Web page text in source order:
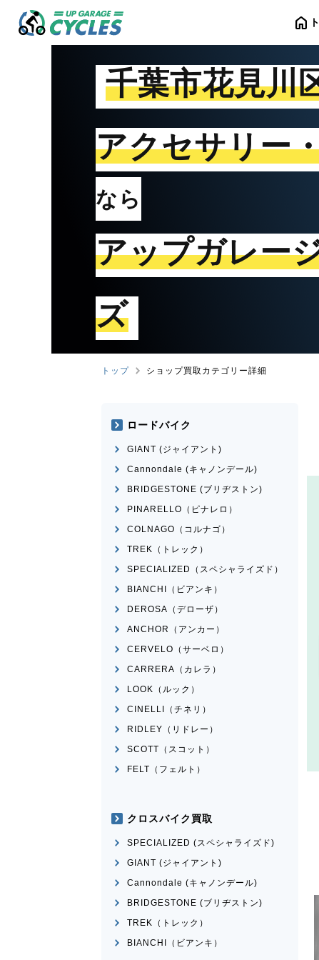
home
千葉市花見川
アクセサリー
なら
アップガレー
ズ
トップ ショップ買取カテゴリー詳細
ロードバイク
GIANT (ジャイアント)
Cannondale (キャノンデール)
BRIDGESTONE (ブリヂストン)
PINARELLO（ピナレロ）
COLNAGO（コルナゴ）
TREK（トレック）
SPECIALIZED（スペシャライズド）
BIANCHI（ビアンキ）
DEROSA（デローザ）
ANCHOR（アンカー）
CERVELO（サーベロ）
CARRERA（カレラ）
LOOK（ルック）
CINELLI（チネリ）
RIDLEY（リドレー）
SCOTT（スコット）
FELT（フェルト）
クロスバイク買取
SPECIALIZED (スペシャライズド)
GIANT (ジャイアント)
Cannondale (キャノンデール)
BRIDGESTONE (ブリヂストン)
TREK（トレック）
BIANCHI（ビアンキ）